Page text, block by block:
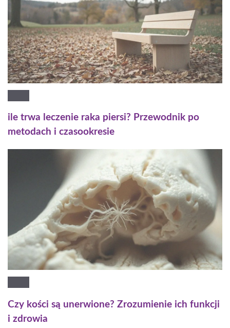
ile trwa leczenie raka piersi? Przewodnik po
metodach i czasookresie
Czy kości są unerwione? Zrozumienie ich funkcji
i zdrowia